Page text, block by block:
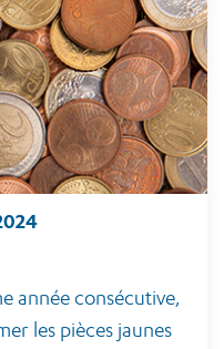
année consécutive,
les pièces jaunes